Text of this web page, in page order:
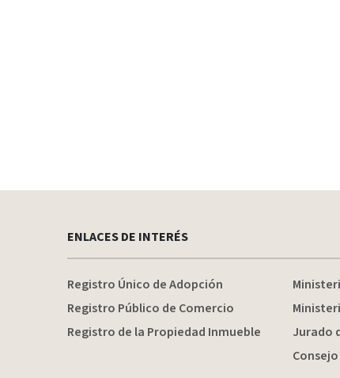
ENLACES DE INTERÉS
Registro Único de Adopción
Registro Público de Comercio
Registro de la Propiedad Inmueble
Jurado